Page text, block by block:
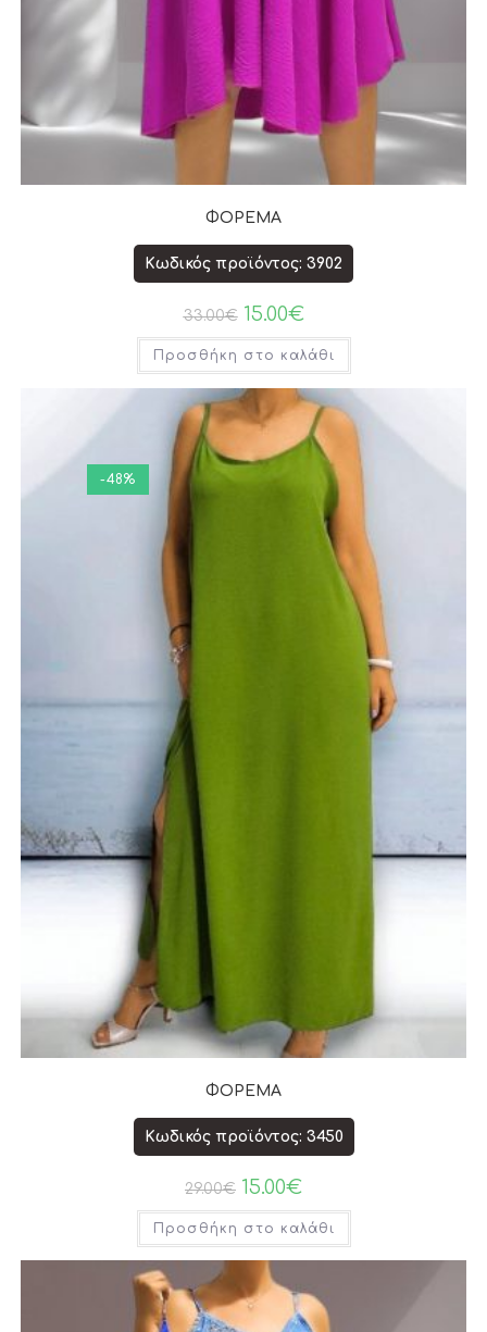
ΦΟΡΕΜΑ
Κωδικός προϊόντος: 3902
33.00€ 15.00€
Προσθήκη στο καλάθι
-48%
ΦΟΡΕΜΑ
Κωδικός προϊόντος: 3450
29.00€ 15.00€
Προσθήκη στο καλάθι